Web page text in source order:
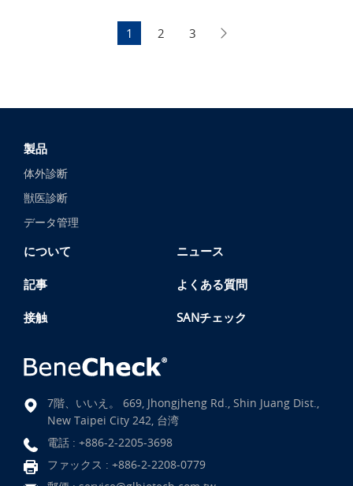
1 2 3
製品
体外診断
獣医診断
データ管理
について ニュース
記事 よくある質問
接触 SANチェック
7階、いいえ。 669, Jhongjheng Rd., Shin Juang Dist.,
New Taipei City 242, 台湾
電話 : +886-2-2205-3698
ファックス : +886-2-2208-0779